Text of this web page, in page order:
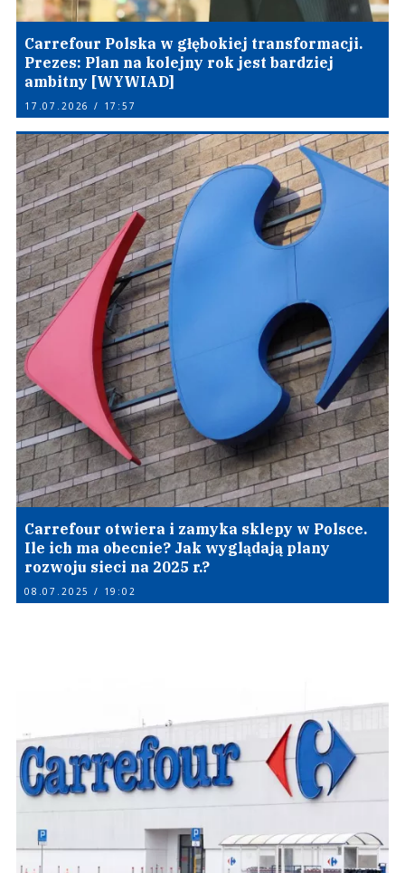
Carrefour Polska w głębokiej transformacji.
Prezes: Plan na kolejny rok jest bardziej
ambitny [WYWIAD]
17.07.2026 / 17:57
Carrefour otwiera i zamyka sklepy w Polsce.
Ile ich ma obecnie? Jak wyglądają plany
rozwoju sieci na 2025 r.?
08.07.2025 / 19:02